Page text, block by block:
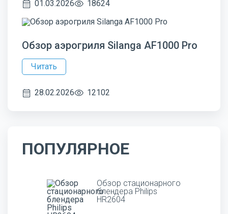
01.03.2026 18624
Обзор аэрогриля Silanga AF1000 Pro
Читать
28.02.2026 12102
ПОПУЛЯРНОЕ
Обзор стационарного
блендера Philips
HR2604